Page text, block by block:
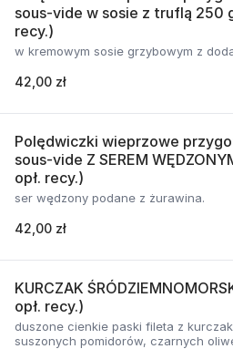
sous-vide w sosie z truflą 250
recy.)
w kremowym sosie grzybowym z
42,00 zł
Polędwiczki wieprzowe
sous-vide Z SEREM
opł. recy.)
ser wędzony podane z żurawina.
42,00 zł
KURCZAK
opł. recy.)
duszone cienkie paski fileta z
suszonych pomidorów, czarnych